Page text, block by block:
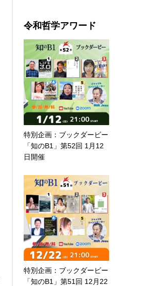
令和哲学アワード
特別企画：ブックダービー
「知のB1」第52回 1月12
日開催
特別企画：ブックダービー
「知のB1」第51回 12月22